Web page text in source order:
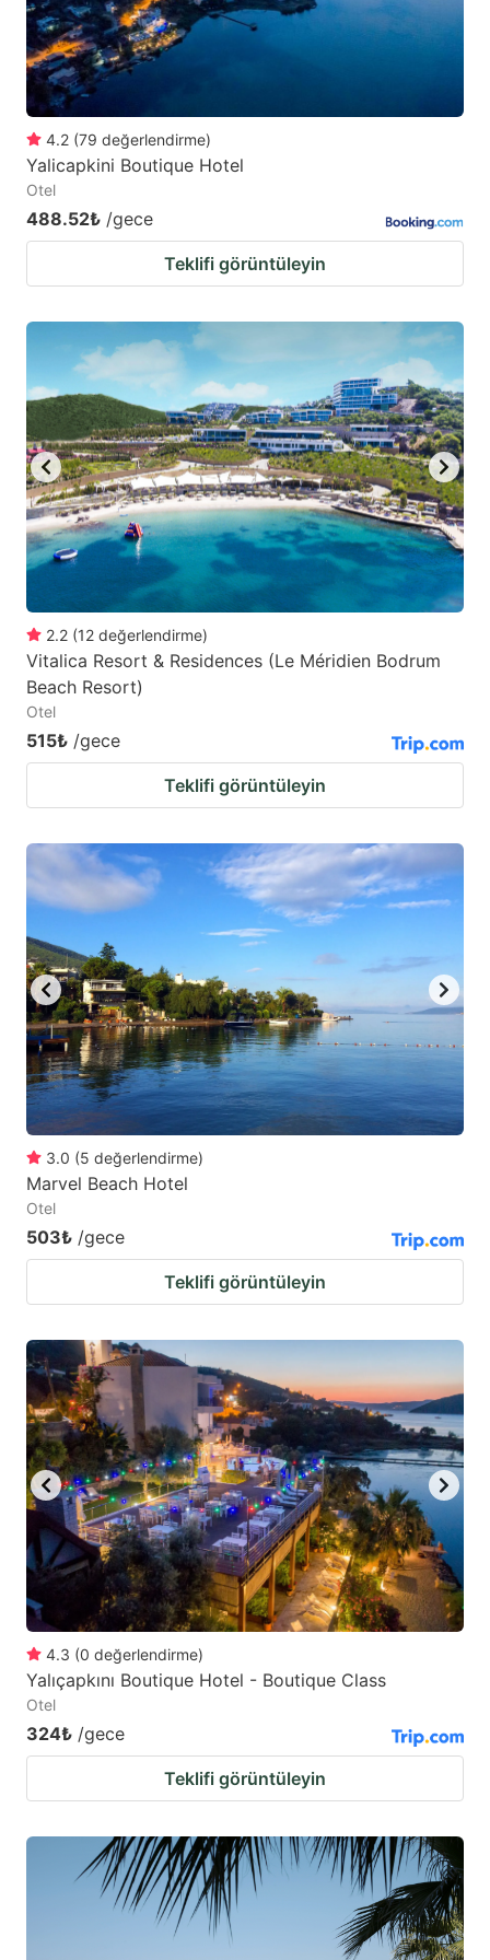
to
get
the
keyboard
shortcuts
for
changing
dates.
to
get
keyboard
dates.
4.2 (79 değerlendirme)
Yalicapkini Boutique Hotel
Otel
488.52₺ /gece
Teklifi görüntüleyin
2.2 (12 değerlendirme)
Vitalica Resort & Residences (Le Méridien Bodrum
Beach Resort)
Otel
515₺ /gece
Teklifi görüntüleyin
3.0 (5 değerlendirme)
Marvel Beach Hotel
Otel
503₺ /gece
Teklifi görüntüleyin
4.3 (0 değerlendirme)
Yalıçapkını Boutique Hotel - Boutique Class
Otel
324₺ /gece
Teklifi görüntüleyin